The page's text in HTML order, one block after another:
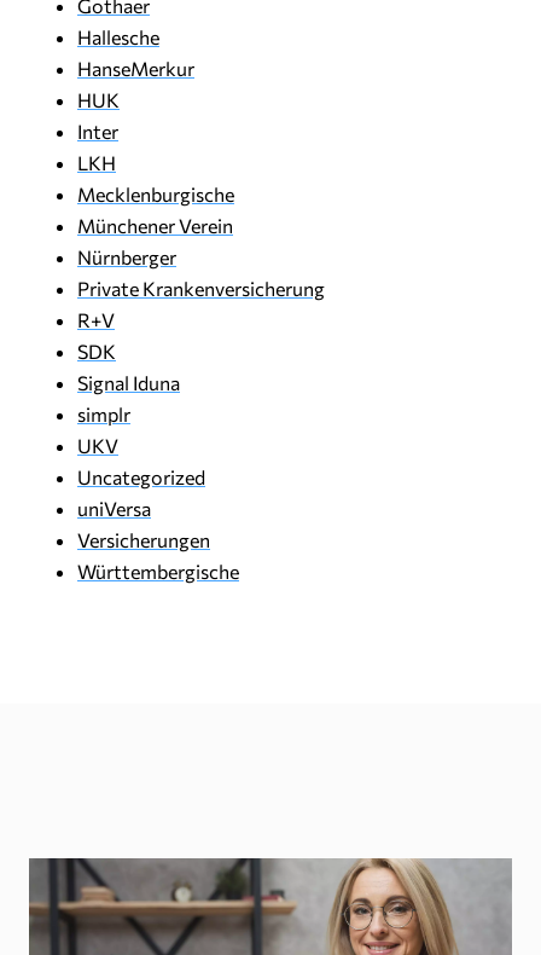
Gothaer
Hallesche
HanseMerkur
HUK
Inter
LKH
Mecklenburgische
Münchener Verein
Nürnberger
Private Krankenversicherung
R+V
SDK
Signal Iduna
simplr
UKV
Uncategorized
uniVersa
Versicherungen
Württembergische